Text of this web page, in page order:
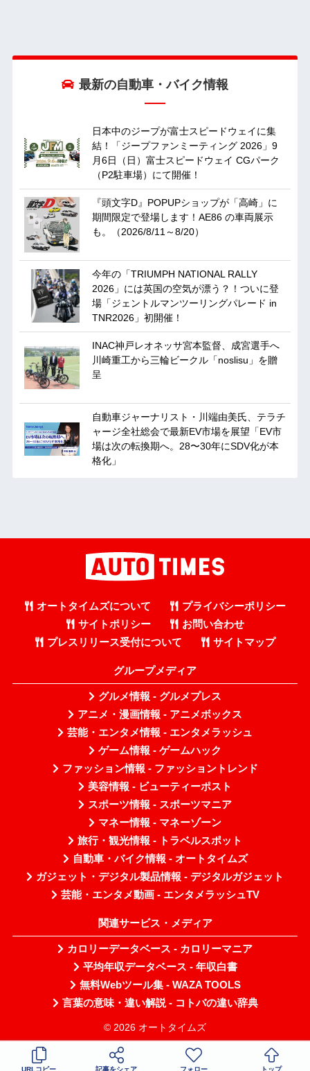
最新の自動車・バイク情報
日本中のジープが富士スピードウェイに集
結！「ジープファンミーティング 2026」9
月6日（日）富士スピードウェイ CGパーク
（P2駐車場）にて開催！
『頭文字D』POPUPショップが「高崎」に
期間限定で登場します！AE86 の車両展示
も。（2026/8/11～8/20）
今年の「TRIUMPH NATIONAL RALLY
2026」には英国の空気が漂う？！ついに登
場「ジェントルマンツーリングパレード in
TNR2026」初開催！
INAC神戸レオネッサ宮本監督、成宮選手へ
川崎重工から三輪ビークル「noslisu」を贈
呈
自動車ジャーナリスト・川端由美氏、テラチ
ャージ全社総会で最新EV市場を展望「EV市
場は次の転換期へ。28〜30年にSDV化が本
格化」
オートタイムズについて
プライバシーポリシー
サイトポリシー
お問い合わせ
プレスリリース受付について
サイトマップ
グループメディア
グルメ情報 - グルメプレス
アニメ・漫画情報 - アニメボックス
芸能・エンタメ情報 - エンタメラッシュ
ゲーム情報 - ゲームハック
ファッション情報 - ファッショントレンド
美容情報 - ビューティーポスト
スポーツ情報 - スポーツマニア
マネー情報 - マネーゾーン
旅行・観光情報 - トラベルスポット
自動車・バイク情報 - オートタイムズ
ガジェット・デジタル製品情報 - デジタルガジェット
芸能・エンタメ動画 - エンタメラッシュTV
関連サービス・メディア
カロリーデータベース - カロリーマニア
平均年収データベース - 年収白書
無料Webツール集 - WAZA TOOLS
言葉の意味・違い解説 - コトバの違い辞典
© 2026 オートタイムズ
URLコピー 記事をシェア フォロー トップ